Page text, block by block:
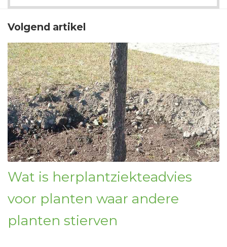
Volgend artikel
Wat is herplantziekteadvies
voor planten waar andere
planten stierven